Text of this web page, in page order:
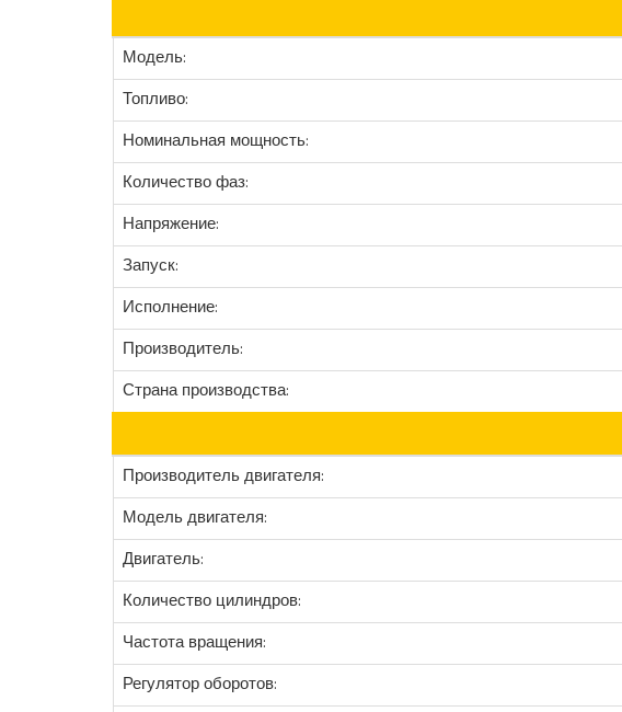
Модель:
Топливо:
Номинальная мощность:
Количество фаз:
Напряжение:
Запуск:
Исполнение:
Производитель:
Страна производства:
Производитель двигателя:
Модель двигателя:
Двигатель:
Количество цилиндров:
Частота вращения:
Регулятор оборотов: